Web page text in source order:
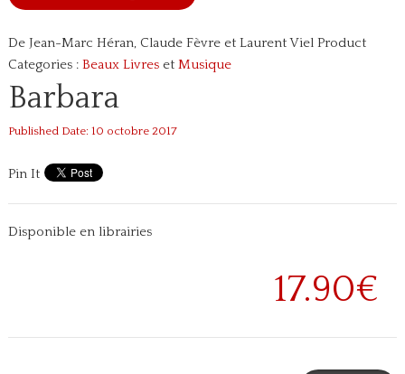
De Jean-Marc Héran, Claude Fèvre et Laurent Viel Product
Categories : Beaux Livreset Musique
Barbara
Published Date: 10 octobre 2017
Pin It
Disponible en librairies
17.90€